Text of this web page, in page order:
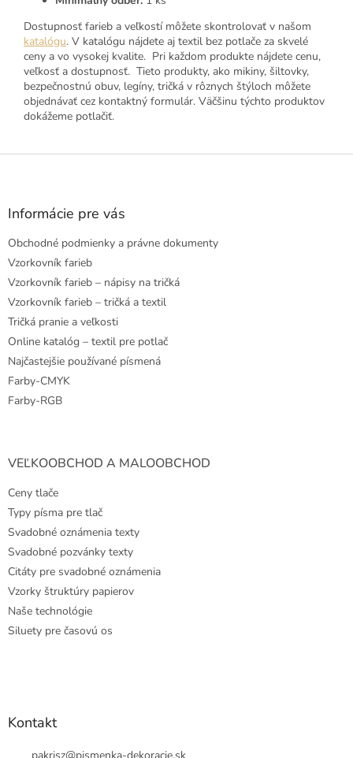
Dostupnosť farieb a veľkostí môžete skontrolovať v našom
katalógu. V katalógu nájdete aj textil bez potlače za skvelé
ceny a vo vysokej kvalite. Pri každom produkte nájdete cenu,
veľkosť a dostupnosť. Tieto produkty, ako mikiny, šiltovky,
bezpečnostnú obuv, legíny, tričká v rôznych štýloch môžete
objednávať cez kontaktný formulár. Väčšinu týchto produktov
dokážeme potlačiť.
Z
Informácie pre vás
Obchodné podmienky a právne dokumenty
Vzorkovník farieb
Vzorkovník farieb – nápisy na tričká
Vzorkovník farieb – tričká a textil
Tričká pranie a veľkosti
Online katalóg – textil pre potlač
Najčastejšie používané písmená
Farby-CMYK
Farby-RGB
VEĽKOOBCHOD A MALOOBCHOD
Ceny tlače
Typy písma pre tlač
Svadobné oznámenia texty
Svadobné pozvánky texty
Citáty pre svadobné oznámenia
Vzorky štruktúry papierov
Naše technológie
Siluety pre časovú os
Kontakt